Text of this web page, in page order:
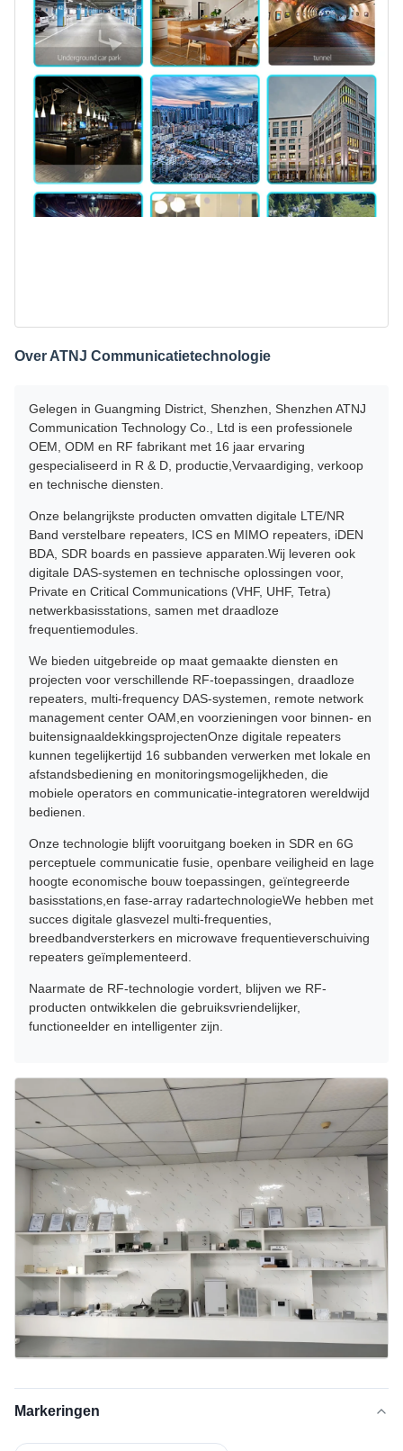
Over ATNJ Communicatietechnologie
Gelegen in Guangming District, Shenzhen, Shenzhen ATNJ
Communication Technology Co., Ltd is een professionele
OEM, ODM en RF fabrikant met 16 jaar ervaring
gespecialiseerd in R & D, productie,Vervaardiging, verkoop
en technische diensten.
Onze belangrijkste producten omvatten digitale LTE/NR
Band verstelbare repeaters, ICS en MIMO repeaters, iDEN
BDA, SDR boards en passieve apparaten.Wij leveren ook
digitale DAS-systemen en technische oplossingen voor,
Private en Critical Communications (VHF, UHF, Tetra)
netwerkbasisstations, samen met draadloze
frequentiemodules.
We bieden uitgebreide op maat gemaakte diensten en
projecten voor verschillende RF-toepassingen, draadloze
repeaters, multi-frequency DAS-systemen, remote network
management center OAM,en voorzieningen voor binnen- en
buitensignaaldekkingsprojectenOnze digitale repeaters
kunnen tegelijkertijd 16 subbanden verwerken met lokale en
afstandsbediening en monitoringsmogelijkheden, die
mobiele operators en communicatie-integratoren wereldwijd
bedienen.
Onze technologie blijft vooruitgang boeken in SDR en 6G
perceptuele communicatie fusie, openbare veiligheid en lage
hoogte economische bouw toepassingen, geïntegreerde
basisstations,en fase-array radartechnologieWe hebben met
succes digitale glasvezel multi-frequenties,
breedbandversterkers en microwave frequentieverschuiving
repeaters geïmplementeerd.
Naarmate de RF-technologie vordert, blijven we RF-
producten ontwikkelen die gebruiksvriendelijker,
functioneelder en intelligenter zijn.
Markeringen